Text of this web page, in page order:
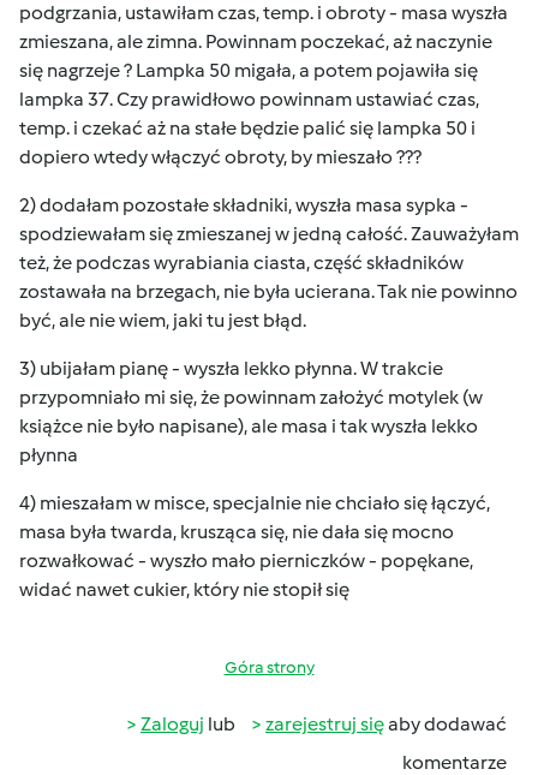
podgrzania, ustawiłam czas, temp. i obroty - masa wyszła
zmieszana, ale zimna. Powinnam poczekać, aż naczynie
się nagrzeje ? Lampka 50 migała, a potem pojawiła się
lampka 37. Czy prawidłowo powinnam ustawiać czas,
temp. i czekać aż na stałe będzie palić się lampka 50 i
dopiero wtedy włączyć obroty, by mieszało ???
2) dodałam pozostałe składniki, wyszła masa sypka -
spodziewałam się zmieszanej w jedną całość. Zauważyłam
też, że podczas wyrabiania ciasta, część składników
zostawała na brzegach, nie była ucierana. Tak nie powinno
być, ale nie wiem, jaki tu jest błąd.
3) ubijałam pianę - wyszła lekko płynna. W trakcie
przypomniało mi się, że powinnam założyć motylek (w
książce nie było napisane), ale masa i tak wyszła lekko
płynna
4) mieszałam w misce, specjalnie nie chciało się łączyć,
masa była twarda, krusząca się, nie dała się mocno
rozwałkować - wyszło mało pierniczków - popękane,
widać nawet cukier, który nie stopił się
Góra strony
Zaloguj lub zarejestruj sięaby dodawać
komentarze